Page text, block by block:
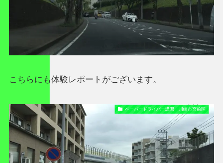
こちらにも体験レポートがございます。
ペーパードライバー講習 川崎市宮前区